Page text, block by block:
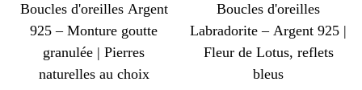
Boucles d'oreilles Argent
925 – Monture goutte
granulée | Pierres
naturelles au choix
Boucles d'oreilles
Labradorite – Argent 925 |
Fleur de Lotus, reflets
bleus